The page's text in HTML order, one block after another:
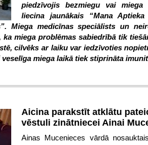
piedzīvojis bezmiegu vai miega
liecina jaunākais “Mana
Miega medicīnas speciālists un
ka miega problēmas sabiedrībā tik
cilvēks ar laiku var iedzīvoties
miega laikā tiek stiprināta
Aicina parakstīt atklātu
vēstuli zinātniecei Ainai
Ainas Mucenieces vārdā